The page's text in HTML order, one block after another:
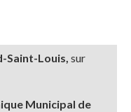
Saint-Louis, sur
Municipal de